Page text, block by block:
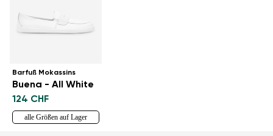
Barfuß Mokassins
Buena - All White
124 CHF
alle Größen auf Lager